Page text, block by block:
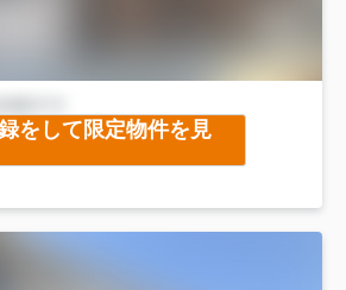
をして限定物件を見